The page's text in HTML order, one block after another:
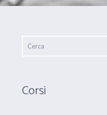
Corsi